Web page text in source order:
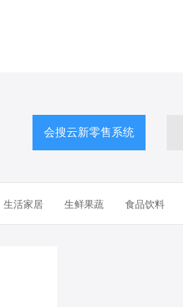
会搜云新零售系统
生活家居 生鲜果蔬 食品饮料